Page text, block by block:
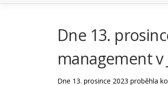
Dne 13.
management v
Dne 13. prosince 2023 proběhla